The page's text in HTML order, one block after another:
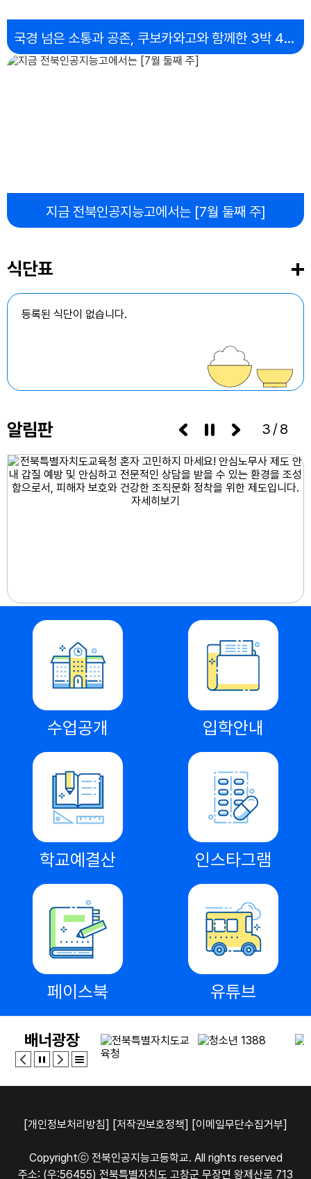
20
민방위 훈련(전교생 및 교직원)
22
전국기능경기대회
전국기능경기대회
28
전국기능경기대회
28
2학기 1차고사(3학년)
29
말레이시아 잼버리 참가(해당자)
국경 넘은 소통과 공존, 쿠보카와고와 함께한 3박 4일간의 글로벌 교류
지금 전북인공지능고에서는 [7월 둘째 주]
식단표
등록된 식단이 없습니다.
알림판 3/8
수업공개 입학안내
학교예결산 인스타그램
페이스북 유튜브
배너광장
[개인정보처리방침] [저작권보호정책] [이메일무단수집거부]
Copyrightⓒ 전북인공지능고등학교. All rights reserved
주소: (우:56455) 전북특별자치도 고창군 무장면 왕제산로 713